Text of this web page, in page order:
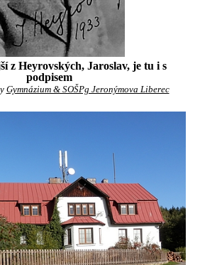
z Heyrovských, Jaroslav, je tu i s
podpisem
Gymnázium & SOŠPg Jeronýmova Liberec